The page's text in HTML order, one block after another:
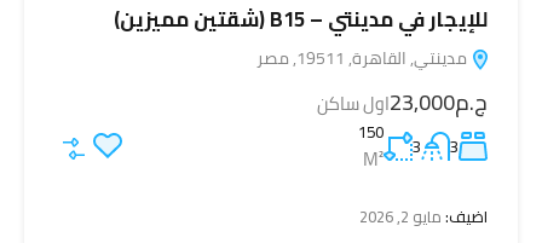
للإيجار في مدينتي – B15 (شقتين مميزين)
مدينتي, القاهرة, 19511, مصر
ج.م23,000 اول ساكن
3
3
150
M²
اضيف:مايو 2, 2026